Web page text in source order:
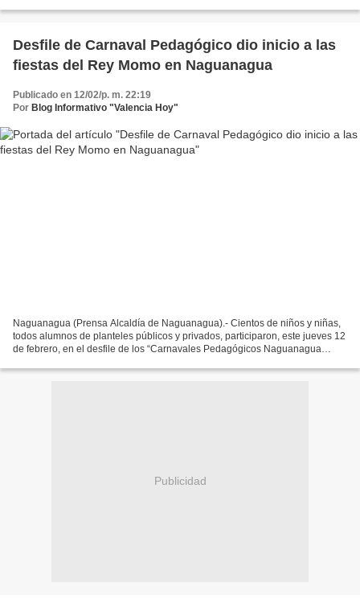
Desfile de Carnaval Pedagógico dio inicio a las
fiestas del Rey Momo en Naguanagua
Publicado en 12/02/p. m. 22:19
Por Blog Informativo "Valencia Hoy"
Naguanagua (Prensa Alcaldía de Naguanagua).- Cientos de niños y niñas,
todos alumnos de planteles públicos y privados, participaron, este jueves 12
de febrero, en el desfile de los “Carnavales Pedagógicos Naguanagua
Publicidad